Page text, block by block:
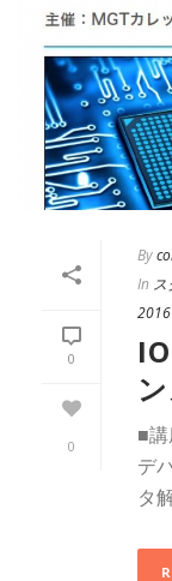
0
0
By
In ス
■
デ
タ